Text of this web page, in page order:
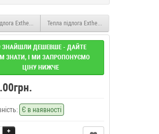
Extherm Нагрівальний кабель ETC ECO 400 Вт. (20 м)
Тепла підлога Extherm Нагрівальний
ЗНАЙШЛИ ДЕШЕВШЕ - ДАЙТЕ
ЗНАТИ, І МИ ЗАПРОПОНУЄМО
ЦІНУ НИЖЧЕ
Є в наявності